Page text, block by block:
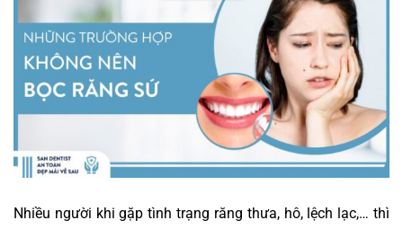
Nhiều người khi gặp tình trạng răng thưa, hô, lệch lạc,… thì